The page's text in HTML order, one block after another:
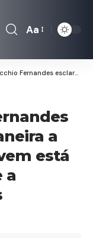
Font
Aa
a computação em nuvem está alterando a gestão e a competitividade das empresas
a
está
a